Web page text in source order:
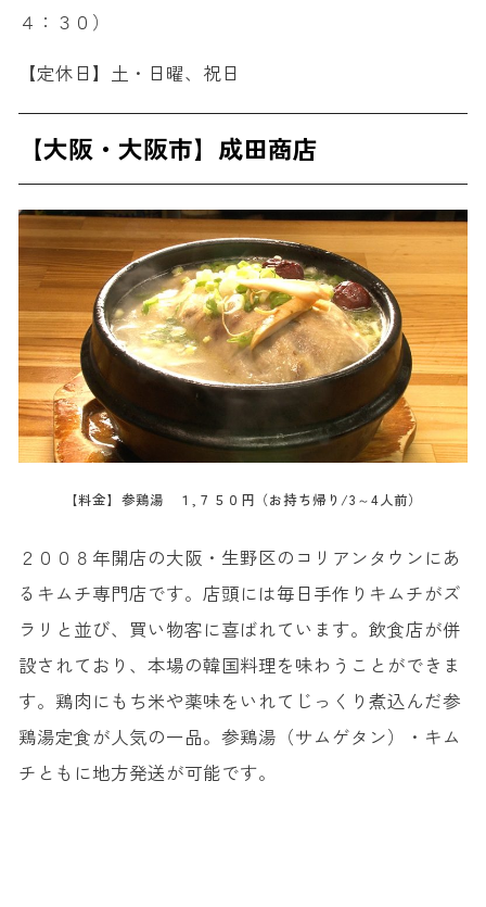
４：３０）
【定休日】土・日曜、祝日
【大阪・大阪市】成田商店
【料金】参鶏湯 １,７５０円（お持ち帰り/3～4人前）
２００８年開店の大阪・生野区のコリアンタウンにあ
るキムチ専門店です。店頭には毎日手作りキムチがズ
ラリと並び、買い物客に喜ばれています。飲食店が併
設されており、本場の韓国料理を味わうことができま
す。鶏肉にもち米や薬味をいれてじっくり煮込んだ参
鶏湯定食が人気の一品。参鶏湯（サムゲタン）・キム
チともに地方発送が可能です。